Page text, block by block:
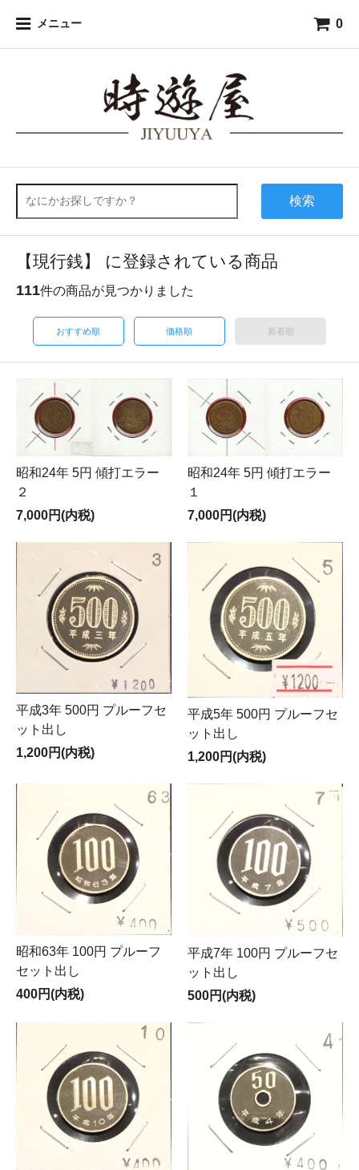
メニュー 0
検索
【現行銭】 に登録されている商品
111件の商品が見つかりました
おすすめ順 価格順 新着順
昭和24年 5円 傾打エラー
２
7,000円(内税)
昭和24年 5円 傾打エラー
１
7,000円(内税)
平成3年 500円 プルーフセ
ット出し
1,200円(内税)
平成5年 500円 プルーフセ
ット出し
1,200円(内税)
昭和63年 100円 プルーフ
セット出し
400円(内税)
平成7年 100円 プルーフセ
ット出し
500円(内税)